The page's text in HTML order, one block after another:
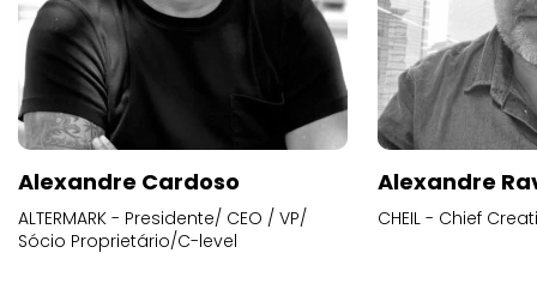
Alexandre Cardoso
ALTERMARK - Presidente/ CEO / VP/
Sócio Proprietário/C-level
Alexandre
CHEIL - Chief